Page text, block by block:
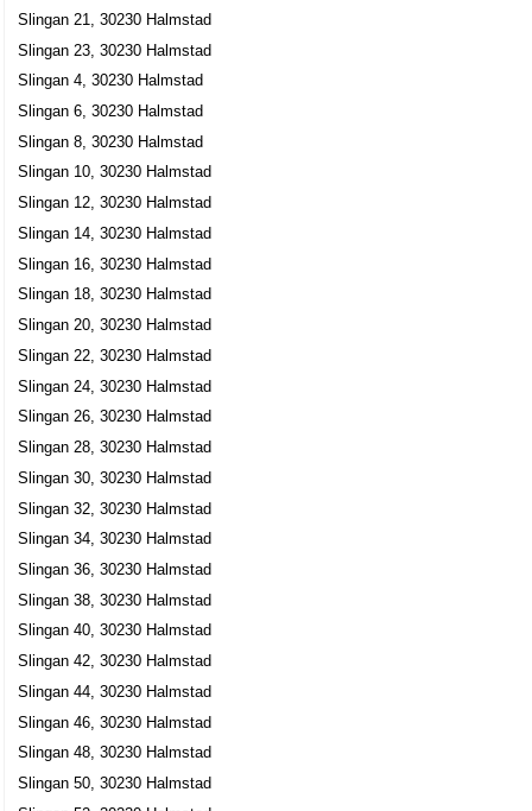
Slingan 21, 30230 Halmstad
Slingan 23, 30230 Halmstad
Slingan 4, 30230 Halmstad
Slingan 6, 30230 Halmstad
Slingan 8, 30230 Halmstad
Slingan 10, 30230 Halmstad
Slingan 12, 30230 Halmstad
Slingan 14, 30230 Halmstad
Slingan 16, 30230 Halmstad
Slingan 18, 30230 Halmstad
Slingan 20, 30230 Halmstad
Slingan 22, 30230 Halmstad
Slingan 24, 30230 Halmstad
Slingan 26, 30230 Halmstad
Slingan 28, 30230 Halmstad
Slingan 30, 30230 Halmstad
Slingan 32, 30230 Halmstad
Slingan 34, 30230 Halmstad
Slingan 36, 30230 Halmstad
Slingan 38, 30230 Halmstad
Slingan 40, 30230 Halmstad
Slingan 42, 30230 Halmstad
Slingan 44, 30230 Halmstad
Slingan 46, 30230 Halmstad
Slingan 48, 30230 Halmstad
Slingan 50, 30230 Halmstad